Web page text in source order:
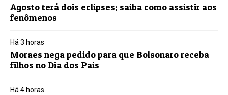
Agosto terá dois eclipses; saiba como assistir aos
fenômenos
Há 3 horas
Moraes nega pedido para que Bolsonaro receba
filhos no Dia dos Pais
Há 4 horas